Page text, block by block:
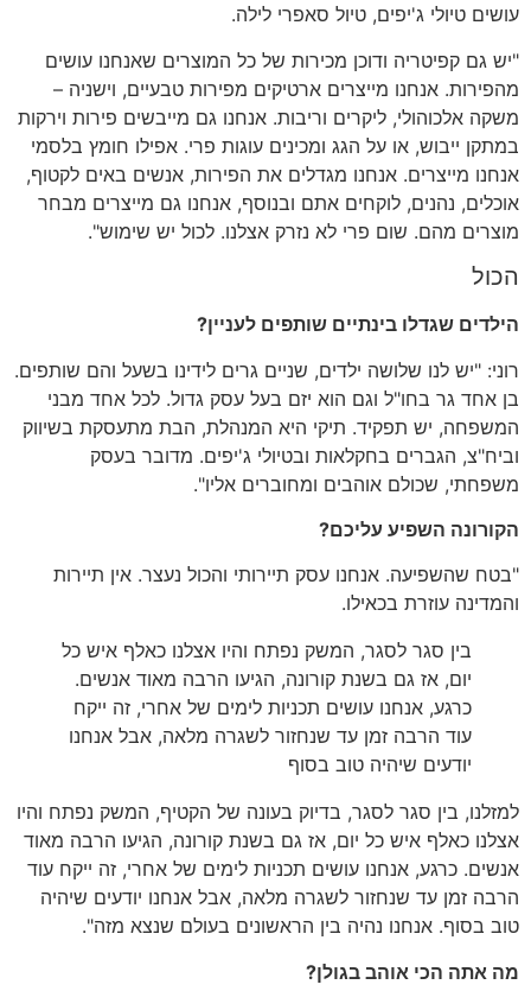
עושים טיולי ג'יפים, טיול סאפרי לילה.
"יש גם קפיטריה ודוכן מכירות של כל המוצרים שאנחנו עושים
מהפירות. אנחנו מייצרים ארטיקים מפירות טבעיים, וישניה –
משקה אלכוהולי, ליקרים וריבות. אנחנו גם מייבשים פירות וירקות
במתקן ייבוש, או על הגג ומכינים עוגות פרי. אפילו חומץ בלסמי
אנחנו מייצרים. אנחנו מגדלים את הפירות, אנשים באים לקטוף,
אוכלים, נהנים, לוקחים אתם ובנוסף, אנחנו גם מייצרים מבחר
מוצרים מהם. שום פרי לא נזרק אצלנו. לכול יש שימוש".
הכול
הילדים שגדלו בינתיים שותפים לעניין?
רוני: "יש לנו שלושה ילדים, שניים גרים לידינו בשעל והם שותפים.
בן אחד גר בחו"ל וגם הוא יזם בעל עסק גדול. לכל אחד מבני
המשפחה, יש תפקיד. תיקי היא המנהלת, הבת מתעסקת בשיווק
וביח"צ, הגברים בחקלאות ובטיולי ג'יפים. מדובר בעסק
משפחתי, שכולם אוהבים ומחוברים אליו".
הקורונה השפיע עליכם?
"בטח שהשפיעה. אנחנו עסק תיירותי והכול נעצר. אין תיירות
והמדינה עוזרת בכאילו.
בין סגר לסגר, המשק נפתח והיו אצלנו כאלף איש כל
יום, אז גם בשנת קורונה, הגיעו הרבה מאוד אנשים.
כרגע, אנחנו עושים תכניות לימים של אחרי, זה ייקח
עוד הרבה זמן עד שנחזור לשגרה מלאה, אבל אנחנו
יודעים שיהיה טוב בסוף
למזלנו, בין סגר לסגר, בדיוק בעונה של הקטיף, המשק נפתח והיו
אצלנו כאלף איש כל יום, אז גם בשנת קורונה, הגיעו הרבה מאוד
אנשים. כרגע, אנחנו עושים תכניות לימים של אחרי, זה ייקח עוד
הרבה זמן עד שנחזור לשגרה מלאה, אבל אנחנו יודעים שיהיה
טוב בסוף. אנחנו נהיה בין הראשונים בעולם שנצא מזה".
מה אתה הכי אוהב בגולן?